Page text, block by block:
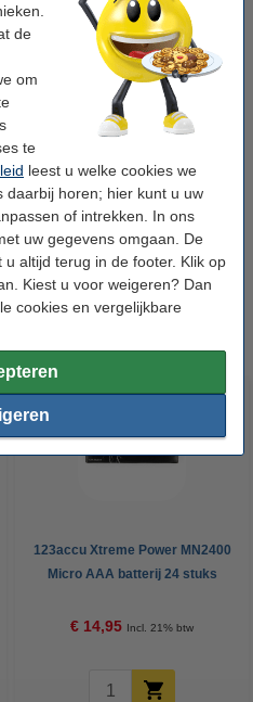
de
om
te
leest u welke cookies we
daarbij horen; hier kunt u uw
of intrekken. In ons
uw gegevens omgaan. De
altijd terug in de footer. Klik op
Kiest u voor weigeren? Dan
cookies en vergelijkbare
Bestellen
4 dozen van 2.500 vel A4
Credit
123accu Xtreme Power MN2400
Micro AAA batterij 24 stuks
€ 14,95 Incl. 21% btw